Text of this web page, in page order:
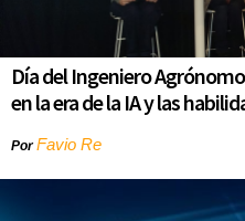
Día del Ingeniero
en la era de la IA y las
PorFavio Re